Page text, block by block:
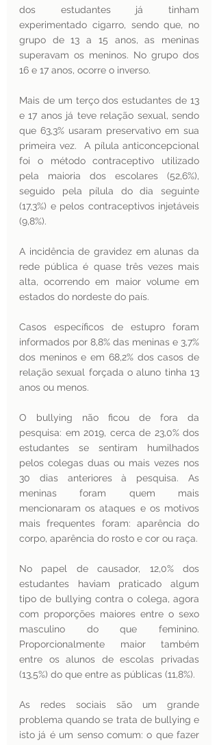
dos estudantes já tinham
experimentado cigarro, sendo que, no
grupo de 13 a 15 anos, as meninas
superavam os meninos. No grupo dos
16 e 17 anos, ocorre o inverso.
Mais de um terço dos estudantes de 13
e 17 anos já teve relação sexual, sendo
que 63,3% usaram preservativo em sua
primeira vez.  A pílula anticoncepcional
foi o método contraceptivo utilizado
pela maioria dos escolares (52,6%),
seguido pela pílula do dia seguinte
(17,3%) e pelos contraceptivos injetáveis
(9,8%).
A incidência de gravidez em alunas da
rede pública é quase três vezes mais
alta, ocorrendo em maior volume em
estados do nordeste do país.
Casos específicos de estupro foram
informados por 8,8% das meninas e 3,7%
dos meninos e em 68,2% dos casos de
relação sexual forçada o aluno tinha 13
anos ou menos.
O bullying não ficou de fora da
pesquisa: em 2019, cerca de 23,0% dos
estudantes se sentiram humilhados
pelos colegas duas ou mais vezes nos
30 dias anteriores à pesquisa. As
meninas foram quem mais
mencionaram os ataques e os motivos
mais frequentes foram: aparência do
corpo, aparência do rosto e cor ou raça.
No papel de causador, 12,0% dos
estudantes haviam praticado algum
tipo de bullying contra o colega, agora
com proporções maiores entre o sexo
masculino do que feminino.
Proporcionalmente maior também
entre os alunos de escolas privadas
(13,5%) do que entre as públicas (11,8%).
As redes sociais são um grande
problema quando se trata de bullying e
isto já é um senso comum: o que fazer